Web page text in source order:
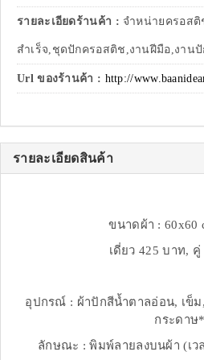
รายละเอียดร้านค้า : จำหน่ายครอส
สำเร็จ,ชุดปักครอสติช,งานฝีมือ,งาน
Url ของร้านค้า : http://
รายละเอียดสินค้า
ขนาดผ้า : 60x60
เดี่ยว 425 บาท, คู่
อุปกรณ์ : ผ้าปักสีน้ำตาลอ่อน, เข็
กระดาษ*
ลักษณะ : พิมพ์ลายลงบนผ้า (เว